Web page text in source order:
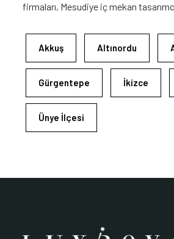
firmaları, Mesudiye iç mekan
Akkuş Altınordu
Gürgentepe İkizce
Ünye İlçesi